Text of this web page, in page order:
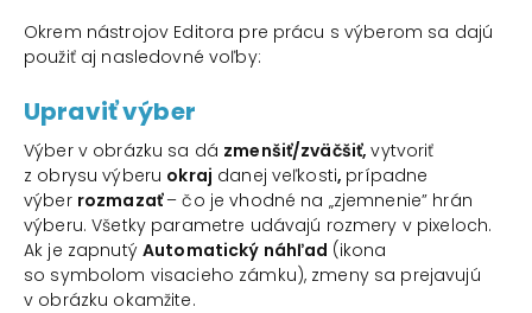
Okrem nástrojov Editora pre prácu s výberom sa dajú
použiť aj nasledovné voľby:
Upraviť výber
Výber v obrázku sa dá zmenšiť/zväčšiť,vytvoriť
z obrysu výberu okraj danej veľkosti, prípadne
výber rozmazať– čo je vhodné na „zjemnenie” hrán
výberu. Všetky parametre udávajú rozmery v pixeloch.
Ak je zapnutý Automatický náhľad (ikona
so symbolom visacieho zámku), zmeny sa prejavujú
v obrázku okamžite.